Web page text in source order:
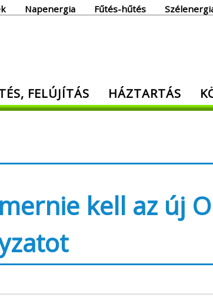
Napenergia Fűtés-hűtés
ami energia!
FELÚJÍTÁS HÁZTARTÁS
kell az új